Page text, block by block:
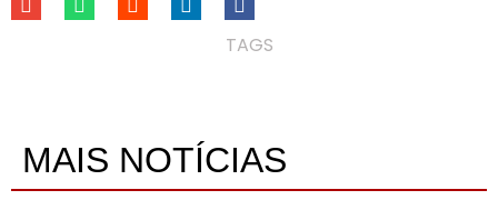
TAGS
MAIS NOTÍCIAS